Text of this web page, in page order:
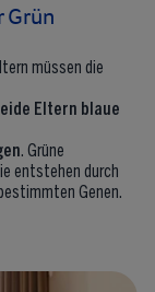
Grün
müssen die
Eltern blaue
. Grüne
entstehen durch
Genen.